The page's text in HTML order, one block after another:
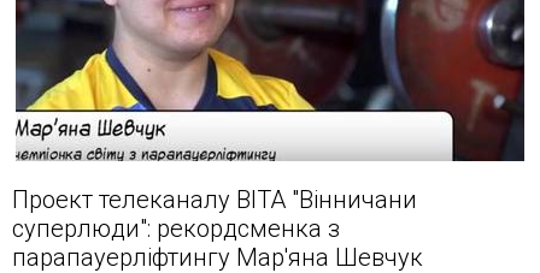
Проект телеканалу ВІТА "Вінничани
суперлюди": рекордсменка з
парапауерліфтингу Мар'яна Шевчук